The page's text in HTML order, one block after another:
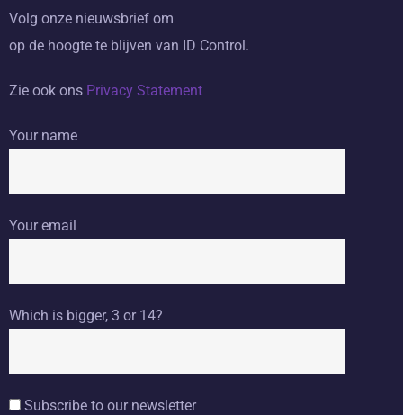
Volg onze nieuwsbrief om
op de hoogte te blijven van ID Control.
Zie ook ons Privacy Statement
Your name
Your email
Which is bigger, 3 or 14?
Subscribe to our newsletter